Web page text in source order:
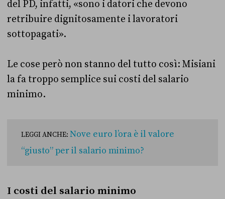
del PD, infatti, «sono i datori che devono
retribuire dignitosamente i lavoratori
sottopagati».
Le cose però non stanno del tutto così: Misiani
la fa troppo semplice sui costi del salario
minimo.
LEGGI ANCHE: Nove euro l’ora è il valore
“giusto” per il salario minimo?
I costi del salario minimo